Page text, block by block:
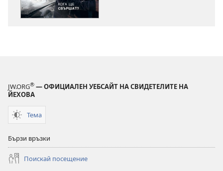
Кога
JW.ORG® — ОФИЦИАЛЕН УЕБСАЙТ НА СВИДЕТЕЛИТЕ НА
ЙЕХОВА
Тема
Бързи връзки
Поискай посещение